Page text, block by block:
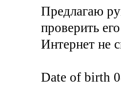
Предлагаю
проверить
Интернет не
Date of birth